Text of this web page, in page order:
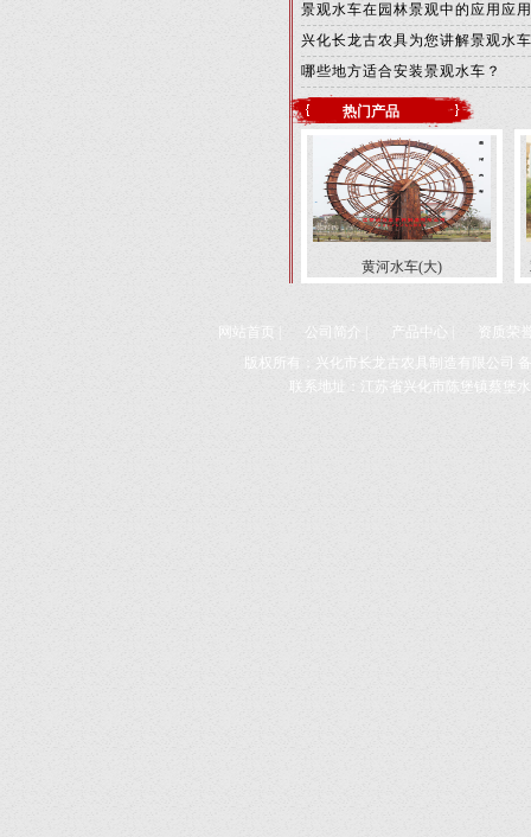
景观水车在园林景观中的应用应用
兴化长龙古农具为您讲解景观水
哪些地方适合安装景观水车？
热门产品
黄河水车(大)
网站首页 公司简介 产品中心
资质荣
版权所有：兴化市长龙古农具制造有限公司
联系地址：江苏省兴化市陈堡镇蔡堡